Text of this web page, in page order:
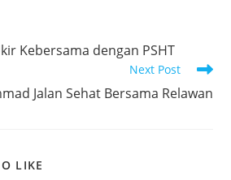
dIKebersama dengan PSHT
Next Post
Jalan Sehat Bersama Relawan
LIKE